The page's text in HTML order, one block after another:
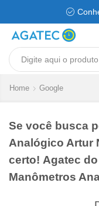
Home Google
Se você busca
Analógico Artur
certo! Agatec
Manômetros